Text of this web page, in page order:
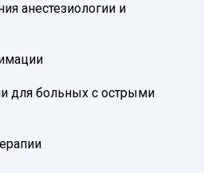
анестезиологии и
для больных с острыми